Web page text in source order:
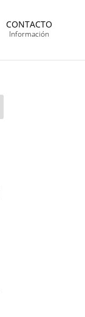
CONTACTO
Información